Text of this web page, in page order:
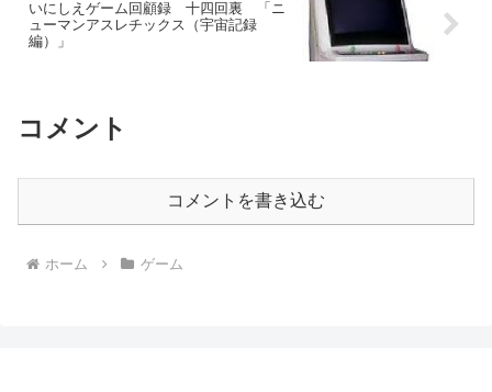
いにしえゲーム回顧録 十四回裏 「ニ
ューマンアスレチックス（宇宙記録
編）」
コメント
コメントを書き込む
ホーム ゲーム